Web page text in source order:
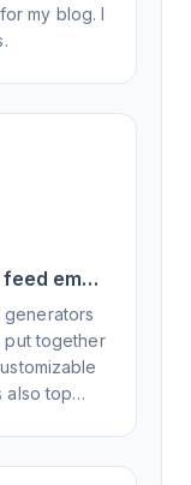
my blog. I
email
put together
also top
for all your